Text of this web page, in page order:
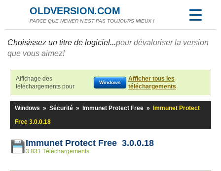
OLDVERSION.COM
PARCE QUE NEWER N'EST PAS TOUJOURS MIEUX !
Choisissez un titre de logiciel...pour dévaloriser la version
que vous aimez!
Affichage des
téléchargements pour
Windows
Afficher tous les
téléchargements
Windows » Sécurité » Immunet Protect Free »
Immunet Protect
Free 3.0.0.18
Immunet Protect Free 3.0.0.18
3 831 Téléchargements